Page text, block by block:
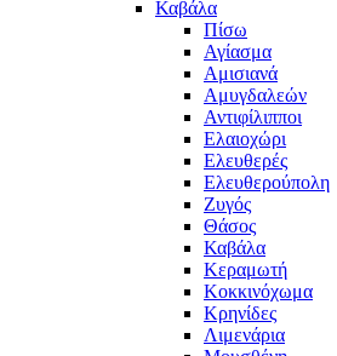
Καβάλα
Πίσω
Αγίασμα
Αμισιανά
Αμυγδαλεών
Αντιφίλιπποι
Ελαιοχώρι
Ελευθερές
Ελευθερούπολη
Ζυγός
Θάσος
Καβάλα
Κεραμωτή
Κοκκινόχωμα
Κρηνίδες
Λιμενάρια